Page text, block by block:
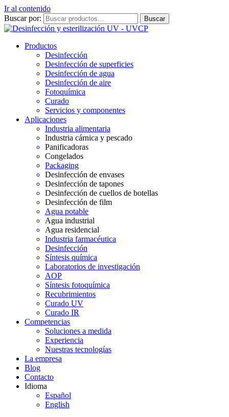
Ir al contenido
Buscar por:
Buscar
Productos
Desinfección
Desinfección de superficies
Desinfección de agua
Desinfección de aire
Fotoquímica
Curado
Servicios y componentes
Aplicaciones
Industria alimentaria
Industria cárnica y pescado
Panificadoras
Congelados
Packaging
Desinfección de envases
Desinfección de tapones
Desinfección de cuellos de botellas
Desinfección de film
Agua potable
Agua industrial
Agua residencial
Industria farmacéutica
Desinfección
Síntesis química
Laboratorios de investigación
AOP
Síntesis fotoquímica
Recubrimientos
Curado UV
Curado IR
Competencias
Soluciones a medida
Experiencia
Nuestras tecnologías
La empresa
Blog
Contacto
Idioma
Español
English